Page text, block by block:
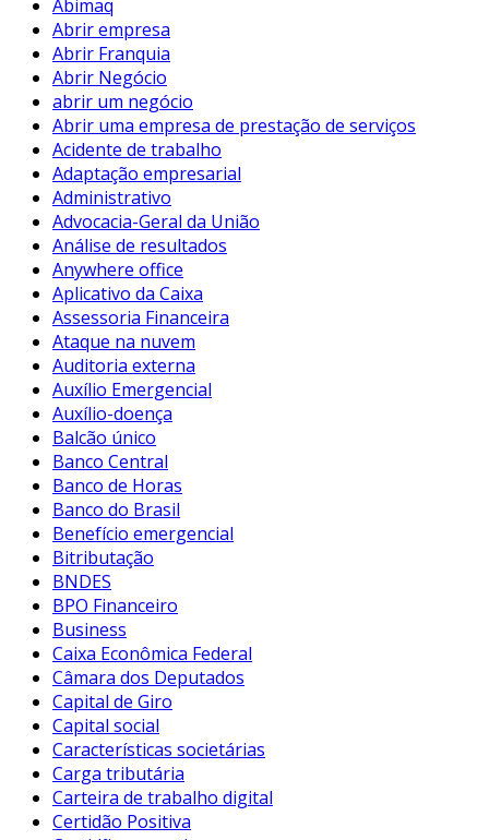
Abimaq
Abrir empresa
Abrir Franquia
Abrir Negócio
abrir um negócio
Abrir uma empresa de prestação de serviços
Acidente de trabalho
Adaptação empresarial
Administrativo
Advocacia-Geral da União
Análise de resultados
Anywhere office
Aplicativo da Caixa
Assessoria Financeira
Ataque na nuvem
Auditoria externa
Auxílio Emergencial
Auxílio-doença
Balcão único
Banco Central
Banco de Horas
Banco do Brasil
Benefício emergencial
Bitributação
BNDES
BPO Financeiro
Business
Caixa Econômica Federal
Câmara dos Deputados
Capital de Giro
Capital social
Características societárias
Carga tributária
Carteira de trabalho digital
Certidão Positiva